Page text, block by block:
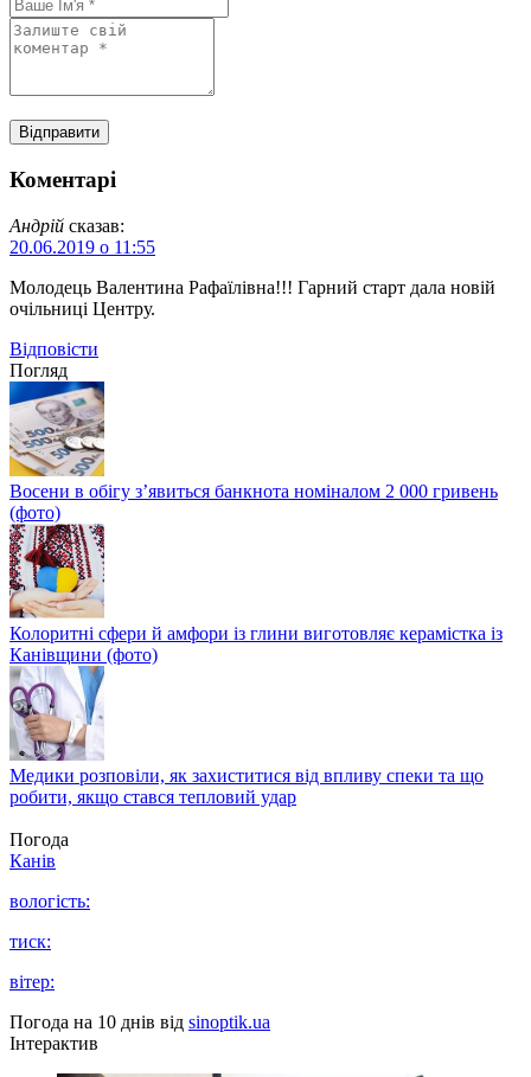
Коментарі
Андрій сказав:
20.06.2019 о 11:55
Молодець Валентина Рафаїлівна!!! Гарний старт дала новій
очільниці Центру.
Відповіcти
Погляд
Восени в обігу з’явиться банкнота номіналом 2 000 гривень
(фото)
Колоритні сфери й амфори із глини виготовляє керамістка із
Канівщини (фото)
Медики розповіли, як захиститися від впливу спеки та що
робити, якщо стався тепловий удар
Погода
Канів
вологість:
тиск:
вітер:
Погода на 10 днів від sinoptik.ua
Інтерактив